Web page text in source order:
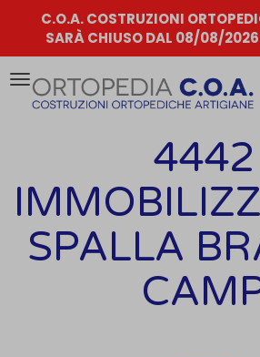
C.O.A. COSTRUZIONI
SARÀ CHIUSO DAL 08/08/
Attiva/disattiva
4442
SPALLA